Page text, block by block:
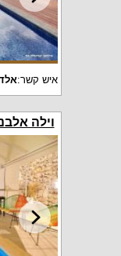
איש קשר:
וילה